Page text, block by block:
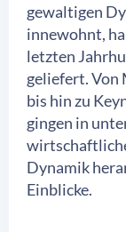
gewaltigen
innewohnt,
letzten
geliefert. Von
bis hin zu
gingen in
Dynamik
Einblicke.